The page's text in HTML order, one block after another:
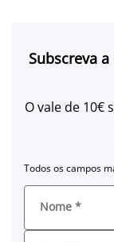
Subscreva
O vale de 10€
Todos os campos
Nome *